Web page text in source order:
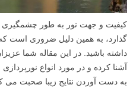
کیفیت و جهت نور به طور
گذارد، به همین دلیل ضروری است
داشته باشید. در این مقاله شما
آشنا کرده و در مورد انواع
به دست آوردن نتایج زیبا صحبت می